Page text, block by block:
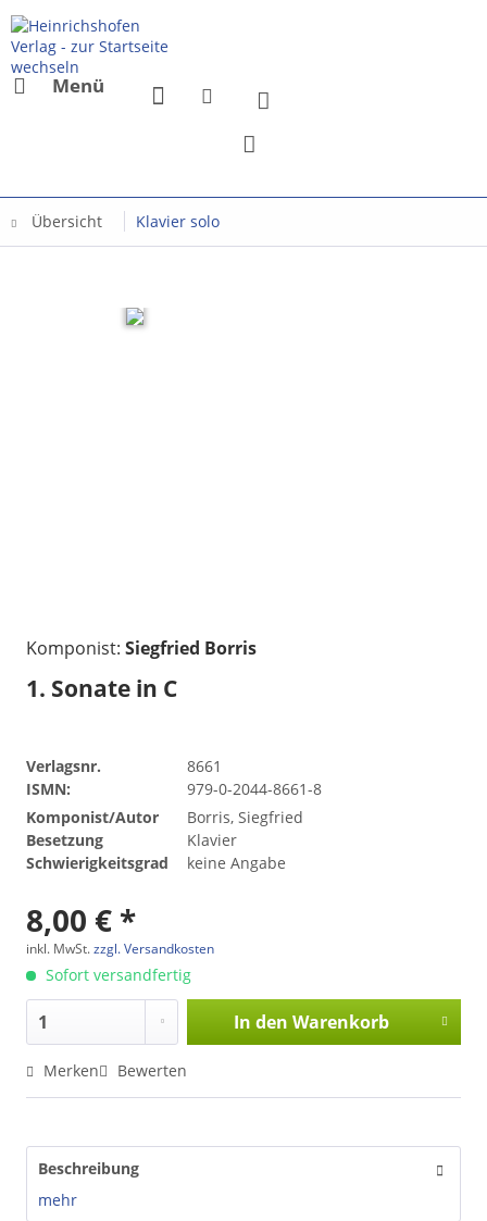
Menü
Übersicht Klavier solo
Komponist: Siegfried Borris
1. Sonate in C
Verlagsnr.
8661
ISMN:
979-0-2044-8661-8
Komponist/Autor
Borris, Siegfried
Besetzung
Klavier
Schwierigkeitsgrad
keine Angabe
8,00 € *
inkl. MwSt.zzgl. Versandkosten
Sofort versandfertig
In den Warenkorb
Merken Bewerten
Beschreibung
mehr